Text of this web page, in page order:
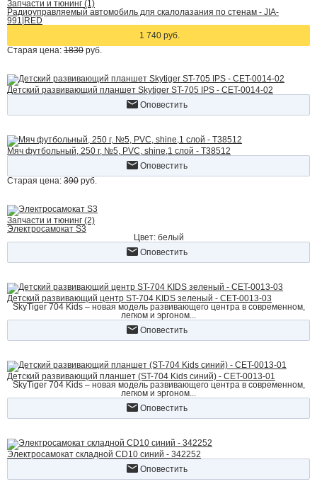
Запчасти и тюнинг (1)
Радиоуправляемый автомобиль для скалолазания по стенам - JIA-
991|RED
1 740 руб.
Старая цена: 1830 руб.
Детский развивающий планшет Skytiger ST-705 IPS - CET-0014-02
Оповестить
Мяч футбольный, 250 г, №5, PVC, shine,1 слой - Т38512
Оповестить
Старая цена: 390 руб.
Запчасти и тюнинг (2)
Электросамокат S3
Цвет: белый
Оповестить
Детский развивающий центр ST-704 KIDS зеленый - CET-0013-03
SkyTiger 704 Kids – новая модель развивающего центра в современном,
легком и эргоном...
Оповестить
Детский развивающий планшет (ST-704 Kids синий) - CET-0013-01
SkyTiger 704 Kids – новая модель развивающего центра в современном,
легком и эргоном...
Оповестить
Электросамокат складной CD10 синий - 342252
Оповестить